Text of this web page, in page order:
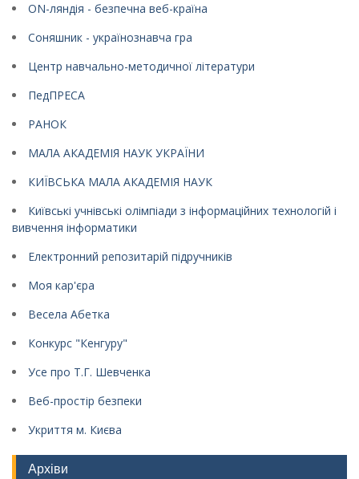
ON-ляндія - безпечна веб-країна
Соняшник - українознавча гра
Центр навчально-методичної літератури
ПедПРЕСА
РАНОК
МАЛА АКАДЕМІЯ НАУК УКРАЇНИ
КИЇВСЬКА МАЛА АКАДЕМІЯ НАУК
Київські учнівські олімпіади з інформаційних технологій і
вивчення інформатики
Електронний репозитарій підручників
Моя кар'єра
Весела Абетка
Конкурс "Кенгуру"
Усе про Т.Г. Шевченка
Веб-простір безпеки
Укриття м. Києва
Архіви